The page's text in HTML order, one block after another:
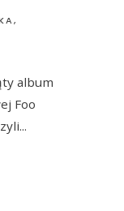
,
album
Foo
...